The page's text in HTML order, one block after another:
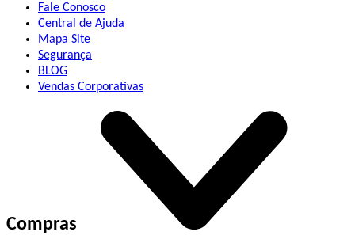
Fale Conosco
Central de Ajuda
Mapa Site
Segurança
BLOG
Vendas Corporativas
Compras